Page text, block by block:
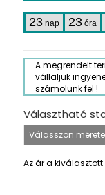
23 nap 23 óra
A megrendelt
vállaljuk
számolunk fel !
Választható
Az ár a kiválasztott